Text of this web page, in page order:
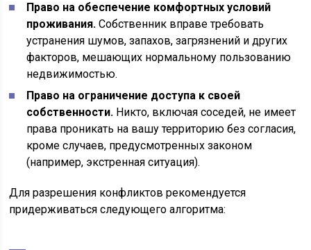
Право на обеспечение комфортных условий
проживания. Собственник вправе требовать
устранения шумов, запахов, загрязнений и других
факторов, мешающих нормальному пользованию
недвижимостью.
Право на ограничение доступа к своей
собственности. Никто, включая соседей, не имеет
права проникать на вашу территорию без согласия,
кроме случаев, предусмотренных законом
(например, экстренная ситуация).
Для разрешения конфликтов рекомендуется
придерживаться следующего алгоритма: